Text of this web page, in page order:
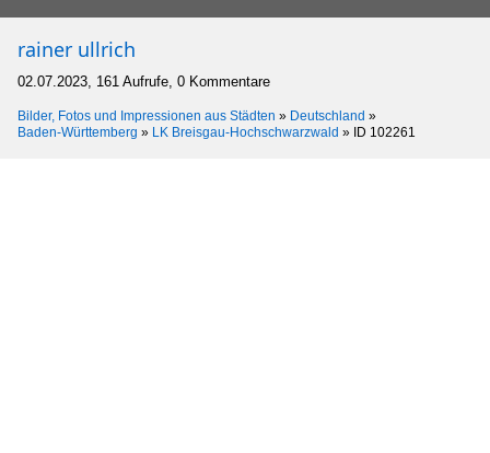
rainer ullrich
02.07.2023, 161 Aufrufe, 0 Kommentare
Bilder, Fotos und Impressionen aus Städten » Deutschland »
Baden-Württemberg » LK Breisgau-Hochschwarzwald » ID 102261